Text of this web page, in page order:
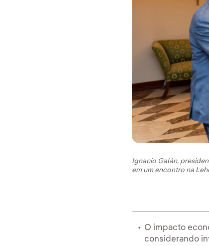
Ignacio Galán,
em um encontro na
O impacto
considerando